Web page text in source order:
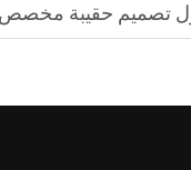
حول تصميم حقيبة